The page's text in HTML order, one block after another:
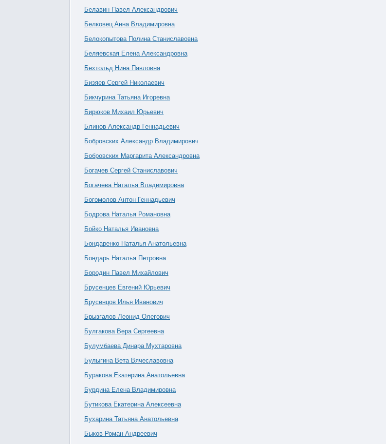
Белавин Павел Александрович
Белковец Анна Владимировна
Белокопытова Полина Станиславовна
Беляевская Елена Александровна
Бехтольд Нина Павловна
Бизяев Сергей Николаевич
Бикчурина Татьяна Игоревна
Бирюков Михаил Юрьевич
Блинов Александр Геннадьевич
Бобровских Александр Владимирович
Бобровских Маргарита Александровна
Богачев Сергей Станиславович
Богачева Наталья Владимировна
Богомолов Антон Геннадьевич
Бодрова Наталья Романовна
Бойко Наталья Ивановна
Бондаренко Наталья Анатольевна
Бондарь Наталья Петровна
Бородин Павел Михайлович
Брусенцев Евгений Юрьевич
Брусенцов Илья Иванович
Брызгалов Леонид Олегович
Булгакова Вера Сергеевна
Булумбаева Динара Мухтаровна
Булыгина Вета Вячеславовна
Буракова Екатерина Анатольевна
Бурдина Елена Владимировна
Бутикова Екатерина Алексеевна
Бухарина Татьяна Анатольевна
Быков Роман Андреевич